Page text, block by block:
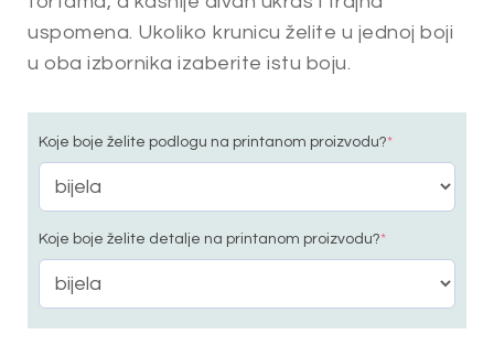
uspomena. Ukoliko krunicu želite u jednoj boji
u oba izbornika izaberite istu boju.
Koje boje želite podlogu na printanom proizvodu?*
Koje boje želite detalje na printanom proizvodu?*